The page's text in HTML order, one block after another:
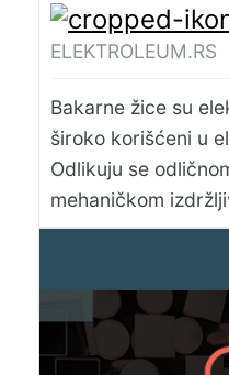
ELEKTROLEUM.RS
Bakarne žice su
široko korišćeni u
Odlikuju se
mehaničkom